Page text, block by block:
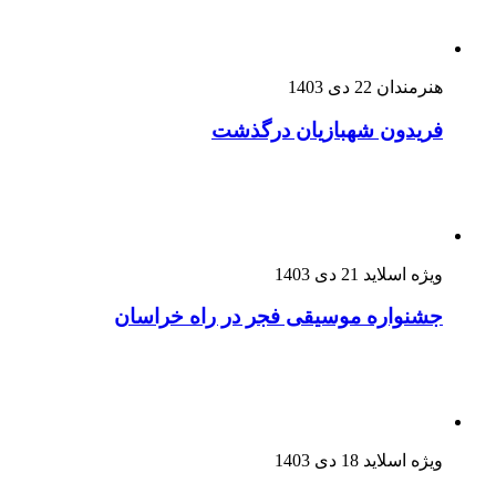
هنرمندان 22 دی 1403
فریدون شهبازیان درگذشت
ویژه اسلاید 21 دی 1403
جشنواره موسیقی فجر در راه خراسان
ویژه اسلاید 18 دی 1403